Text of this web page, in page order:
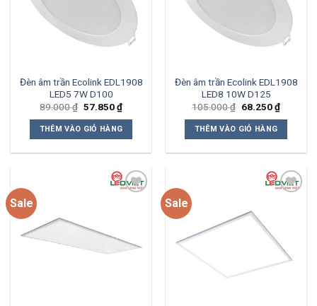
Đèn âm trần Ecolink EDL1908
LED5 7W D100
89.000₫ Giá
là:
89.000 ₫.
57.850₫Giá
hiện
tại
là:
57.850 ₫.
THÊM VÀO GIỎ HÀNG
Đèn âm trần Ecolink EDL1908
LED8 10W D125
105.000₫ Giá
là:
105.000 ₫.
68.250₫Giá
hiện
68.250
THÊM VÀO GIỎ HÀNG
Sale
wishlist
Sale
wishlist